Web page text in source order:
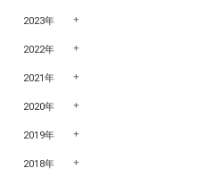
2023年
2022年
2021年
2020年
2019年
2018年